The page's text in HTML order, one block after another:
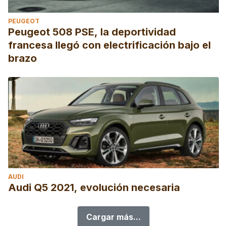
PEUGEOT
Peugeot 508 PSE, la deportividad
francesa llegó con electrificación bajo el
brazo
AUDI
Audi Q5 2021, evolución necesaria
Cargar más...